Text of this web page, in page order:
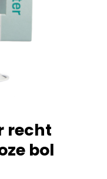
recht
bol